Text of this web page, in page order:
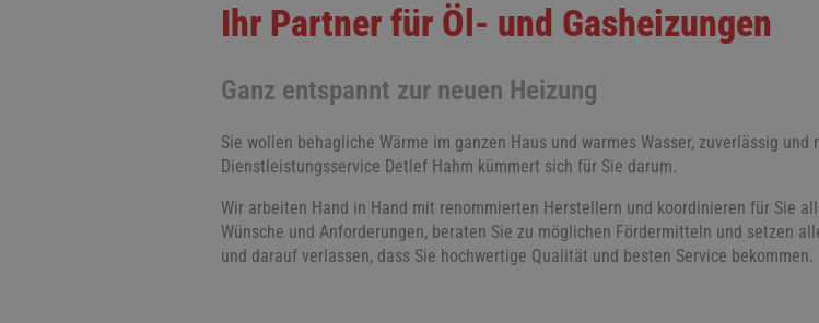
Ihr Partner für Öl- und Gasheizungen
Ganz entspannt zur neuen Heizung
Sie wollen behagliche Wärme im ganzen Haus und warmes Wasser, zuverlässig
Dienstleistungsservice Detlef Hahm kümmert sich für Sie darum.
Wir arbeiten Hand in Hand mit renommierten Herstellern und koordinieren für Sie
Wünsche und Anforderungen, beraten Sie zu möglichen Fördermitteln und setzen
und darauf verlassen, dass Sie hochwertige Qualität und besten Service bekommen.